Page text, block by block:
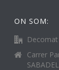
ON SOM:
Decomat
Carrer